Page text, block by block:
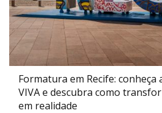
Formatura em Recife: conheça
VIVA e descubra como
em realidade